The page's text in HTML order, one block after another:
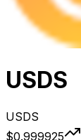
USDS
USDS
$0.999925